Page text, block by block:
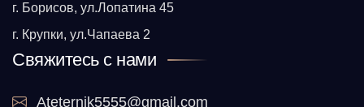
г. Борисов, ул.Лопатина 45
г. Крупки, ул.Чапаева 2
Свяжитесь с нами
Ateternik5555@gmail.com